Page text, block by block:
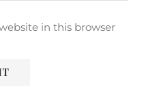
in this browser